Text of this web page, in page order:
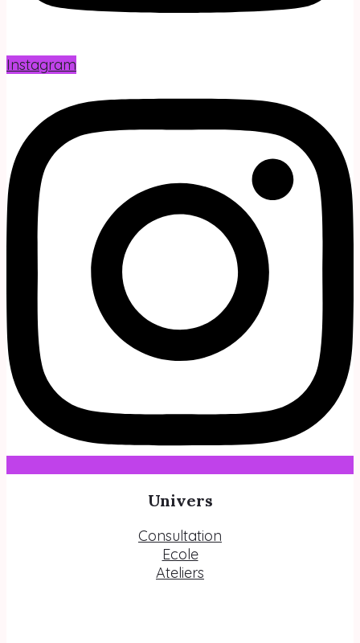
Instagram
Univers
Consultation
Ecole
Ateliers